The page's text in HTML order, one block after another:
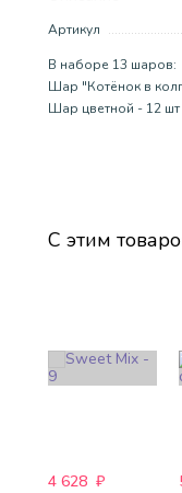
Артикул
В наборе 13 шаров:
Шар "Котёнок в
Шар цветной - 12 шт
С этим
4 628 ₽